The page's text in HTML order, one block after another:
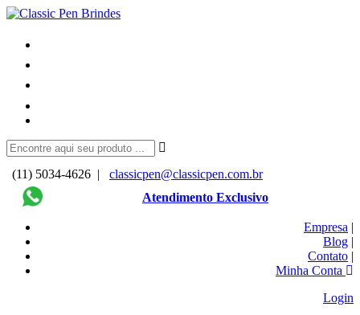
(11) 5034-4626 |
classicpen@classicpen.com.br
Atendimento Exclusivo
Empresa |
Blog |
Contato |
Minha Conta
Login